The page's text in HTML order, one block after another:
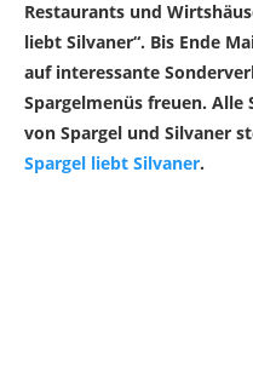
Restaurants und
liebt Silvaner“. Bis Ende
auf interessante
Spargelmenüs freuen. Alle
von Spargel und Silvaner
Spargel liebt Silvaner.